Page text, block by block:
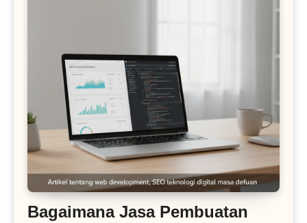
Bagaimana Jasa Pembuatan